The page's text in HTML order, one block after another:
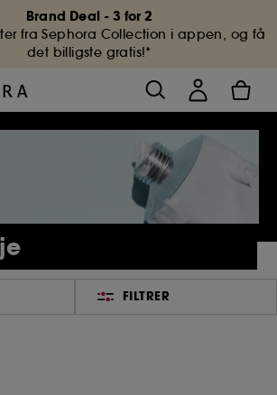
Brand Deal - 3 for 2
fra Sephora Collection i appen, og få
det billigste gratis!*
FILTRER